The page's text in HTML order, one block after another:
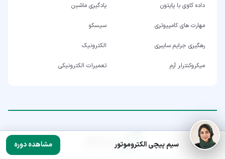
سیم پیچی الکتروموتور مشاهده دوره
داده کاوی با پایتون یادگیری ماشین
مهارت های کامپیوتری سیسکو
رهگیری جرایم سایبری الکترونیک
میکروکنترلر آرم تعمیرات الکترونیکی